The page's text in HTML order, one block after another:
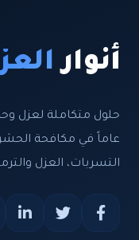
أنوار
عاماً في مكافحة
التسربات، العزل